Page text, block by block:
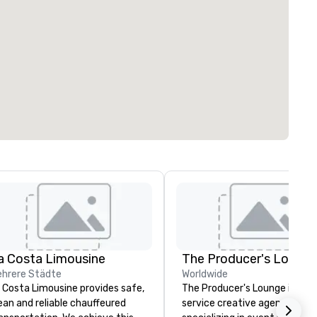
Costa Limousine
Städte
Costa Limousine provides safe,
and reliable chauffeured
The Producer's Lounge
Worldwide
The Producer's Lounge is a
service creative agency